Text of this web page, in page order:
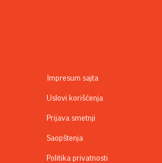
Impresum sajta
Uslovi korišćenja
Prijava smetnji
Saopštenja
Politika privatnosti